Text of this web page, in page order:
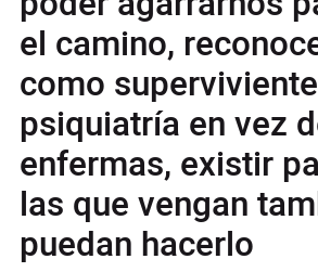
el camino,
como
psiquiatría en vez
enfermas, existir
las que vengan
puedan hacerlo